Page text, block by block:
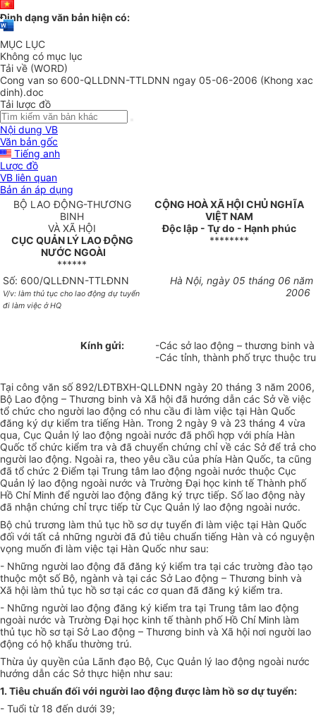
Định dạng văn bản hiện có:
MỤC LỤC
Không có mục lục
Tải về (WORD)
Cong van so 600-QLLDNN-TTLDNN ngay 05-06-2006 (Khong xac
dinh).doc
Tải lược đồ
Nội dung VB
Văn bản gốc
Tiếng anh
Lược đồ
VB liên quan
Bản án áp dụng
BỘ LAO ĐỘNG-THƯƠNG
BINH
VÀ XÃ HỘI
CỤC QUẢN LÝ LAO ĐỘNG
NƯỚC NGOÀI
******
CỘNG HOÀ XÃ HỘI CHỦ NGHĨA
VIỆT NAM
Độc lập - Tự do - Hạnh phúc
********
Số: 600/QLLĐNN-TTLĐNN
V/v: làm thủ tục cho lao động dự tuyển
đi làm việc ở HQ
Hà Nội, ngày 05 tháng 06 năm
2006
Kính gửi:
-Các sở lao động – thương binh
-Các tỉnh, thành phố trực thuộc
Tại công văn số 892/LĐTBXH-QLLĐNN ngày 20 tháng 3 năm 2006,
Bộ Lao động – Thương binh và Xã hội đã hướng dẫn các Sở về việc
tổ chức cho người lao động có nhu cầu đi làm việc tại Hàn Quốc
đăng ký dự kiểm tra tiếng Hàn. Trong 2 ngày 9 và 23 tháng 4 vừa
qua, Cục Quản lý lao động ngoài nước đã phối hợp với phía Hàn
Quốc tổ chức kiểm tra và đã chuyển chứng chỉ về các Sở để trả cho
người lao động. Ngoài ra, theo yêu cầu của phía Hàn Quốc, ta cũng
đã tổ chức 2 Điểm tại Trung tâm lao động ngoài nước thuộc Cục
Quản lý lao động ngoài nước và Trường Đại học kinh tế Thành phố
Hồ Chí Minh để người lao động đăng ký trực tiếp. Số lao động này
đã nhận chứng chỉ trực tiếp từ Cục Quản lý lao động ngoài nước.
Bộ chủ trương làm thủ tục hồ sơ dự tuyển đi làm việc tại Hàn Quốc
đối với tất cả những người đã đủ tiêu chuẩn tiếng Hàn và có nguyện
vọng muốn đi làm việc tại Hàn Quốc như sau:
- Những người lao động đã đăng ký kiểm tra tại các trường đào tạo
thuộc một số Bộ, ngành và tại các Sở Lao động – Thương binh và
Xã hội làm thủ tục hồ sơ tại các cơ quan đã đăng ký kiểm tra.
- Những người lao động đăng ký kiểm tra tại Trung tâm lao động
ngoài nước và Trường Đại học kinh tế thành phố Hồ Chí Minh làm
thủ tục hồ sơ tại Sở Lao động – Thương binh và Xã hội nơi người lao
động có hộ khẩu thường trú.
Thừa ủy quyền của Lãnh đạo Bộ, Cục Quản lý lao động ngoài nước
hướng dẫn các Sở thực hiện như sau:
1. Tiêu chuẩn đối với người lao động được làm hồ sơ dự tuyển:
- Tuổi từ 18 đến dưới 39;